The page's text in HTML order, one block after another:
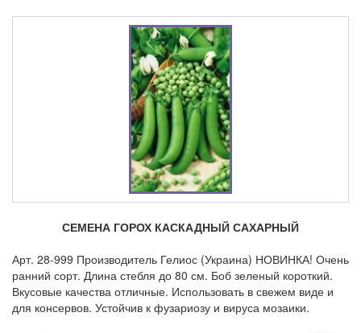
СЕМЕНА ГОРОХ КАСКАДНЫЙ САХАРНЫЙ
Арт. 28-999 Производитель Гелиос (Украина) НОВИНКА! Очень
ранний сорт. Длина стебля до 80 см. Боб зеленый короткий.
Вкусовые качества отличные. Использовать в свежем виде и
для консервов. Устойчив к фузариозу и вируса мозаики.